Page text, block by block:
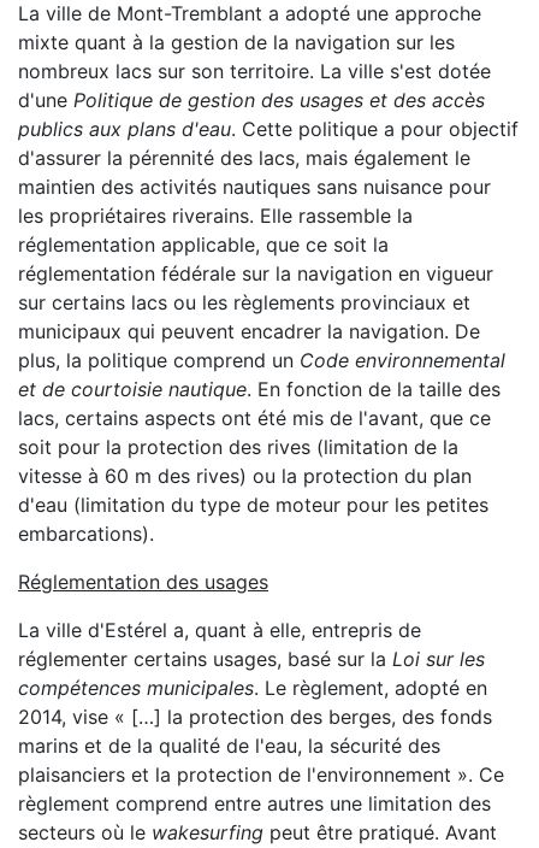
La ville de Mont-Tremblant a adopté une approche
mixte quant à la gestion de la navigation sur les
nombreux lacs sur son territoire. La ville s'est dotée
d'une Politique de gestion des usages et des accès
publics aux plans d'eau. Cette politique a pour objectif
d'assurer la pérennité des lacs, mais également le
maintien des activités nautiques sans nuisance pour
les propriétaires riverains. Elle rassemble la
réglementation applicable, que ce soit la
réglementation fédérale sur la navigation en vigueur
sur certains lacs ou les règlements provinciaux et
municipaux qui peuvent encadrer la navigation. De
plus, la politique comprend un Code environnemental
et de courtoisie nautique. En fonction de la taille des
lacs, certains aspects ont été mis de l'avant, que ce
soit pour la protection des rives (limitation de la
vitesse à 60 m des rives) ou la protection du plan
d'eau (limitation du type de moteur pour les petites
embarcations).
Réglementation des usages
La ville d'Estérel a, quant à elle, entrepris de
réglementer certains usages, basé sur la Loi sur les
compétences municipales. Le règlement, adopté en
2014, vise « […] la protection des berges, des fonds
marins et de la qualité de l'eau, la sécurité des
plaisanciers et la protection de l'environnement ». Ce
règlement comprend entre autres une limitation des
secteurs où le wakesurfing peut être pratiqué. Avant